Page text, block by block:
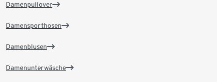
Damenpullover
Damensporthosen
Damenblusen
Damenunterwäsche